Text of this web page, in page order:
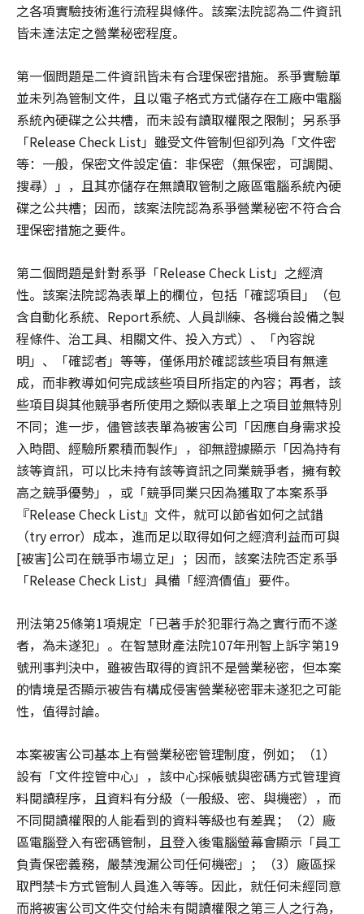
之各項實驗技術進行流程與條件。該案法院認為二件資訊
皆未達法定之營業秘密程度。
第一個問題是二件資訊皆未有合理保密措施。系爭實驗單
並未列為管制文件，且以電子格式方式儲存在工廠中電腦
系統內硬碟之公共槽，而未設有讀取權限之限制；另系爭
「Release Check List」雖受文件管制但卻列為「文件密
等：一般，保密文件設定值：非保密（無保密，可調閱、
搜尋）」，且其亦儲存在無讀取管制之廠區電腦系統內硬
碟之公共槽；因而，該案法院認為系爭營業秘密不符合合
理保密措施之要件。
第二個問題是針對系爭「Release Check List」之經濟
性。該案法院認為表單上的欄位，包括「確認項目」（包
含自動化系統、Report系統、人員訓練、各機台設備之製
程條件、治工具、相關文件、投入方式）、「內容說
明」、「確認者」等等，僅係用於確認該些項目有無達
成，而非教導如何完成該些項目所指定的內容；再者，該
些項目與其他競爭者所使用之類似表單上之項目並無特別
不同；進一步，儘管該表單為被害公司「因應自身需求投
入時間、經驗所累積而製作」，卻無證據顯示「因為持有
該等資訊，可以比未持有該等資訊之同業競爭者，擁有較
高之競爭優勢」，或「競爭同業只因為獲取了本案系爭
『Release Check List』文件，就可以節省如何之試錯
（try error）成本，進而足以取得如何之經濟利益而可與
[被害]公司在競爭市場立足」；因而，該案法院否定系爭
「Release Check List」具備「經濟價值」要件。
刑法第25條第1項規定「已著手於犯罪行為之實行而不遂
者，為未遂犯」。在智慧財產法院107年刑智上訴字第19
號刑事判決中，雖被告取得的資訊不是營業秘密，但本案
的情境是否顯示被告有構成侵害營業秘密罪未遂犯之可能
性，值得討論。
本案被害公司基本上有營業秘密管理制度，例如；（1）
設有「文件控管中心」，該中心採帳號與密碼方式管理資
料閱讀程序，且資料有分級（一般級、密、與機密），而
不同閱讀權限的人能看到的資料等級也有差異；（2）廠
區電腦登入有密碼管制，且登入後電腦螢幕會顯示「員工
負責保密義務，嚴禁洩漏公司任何機密」；（3）廠區採
取門禁卡方式管制人員進入等等。因此，就任何未經同意
而將被害公司文件交付給未有閱讀權限之第三人之行為，